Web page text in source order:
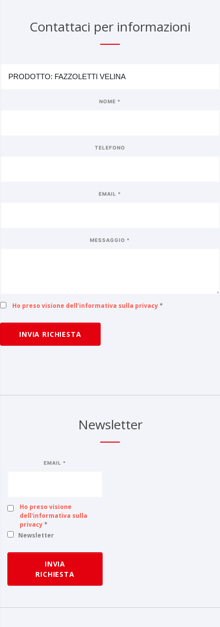
Contattaci per informazioni
NOME *
TELEFONO
EMAIL *
MESSAGGIO *
Ho preso visione dell'informativa sulla privacy*
INVIA RICHIESTA
Newsletter
EMAIL *
Ho preso visione
dell'informativa sulla
privacy*
Newsletter
INVIA
RICHIESTA